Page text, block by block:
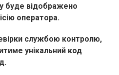
буде відображено
оператора.
службою контролю,
унікальний код